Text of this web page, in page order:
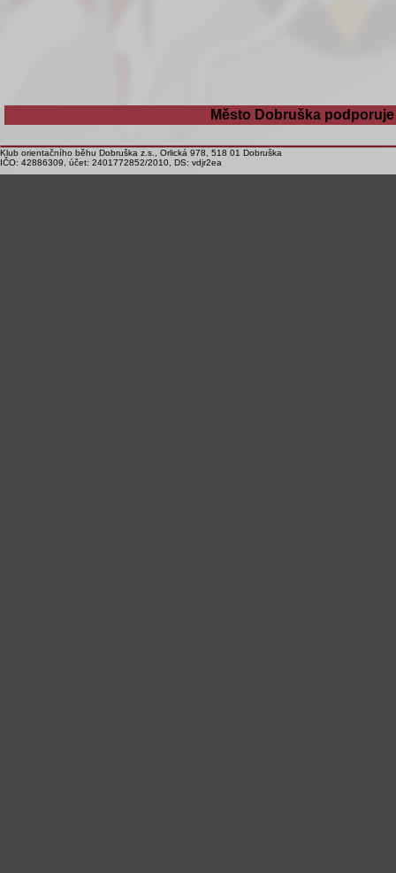
Město Dobruška
Klub orientačního běhu Dobruška z.s., Orlická 978, 518 01 Dobruška
IČO: 42886309, účet: 2401772852/2010, DS: vdjr2ea